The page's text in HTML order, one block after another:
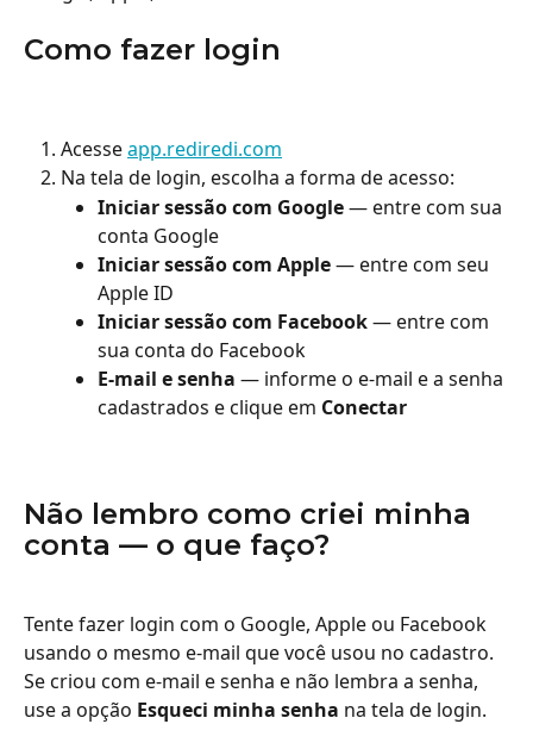
Como fazer login
Acesse app.rediredi.com
Na tela de login, escolha a forma de acesso:
Iniciar sessão com Google — entre com sua
conta Google
Iniciar sessão com Apple — entre com seu
Apple ID
Iniciar sessão com Facebook — entre com
sua conta do Facebook
E-mail e senha — informe o e-mail e a senha
cadastrados e clique em Conectar
Não lembro como criei minha
conta — o que faço?
Tente fazer login com o Google, Apple ou Facebook
usando o mesmo e-mail que você usou no cadastro.
Se criou com e-mail e senha e não lembra a senha,
use a opção Esqueci minha senha na tela de login.